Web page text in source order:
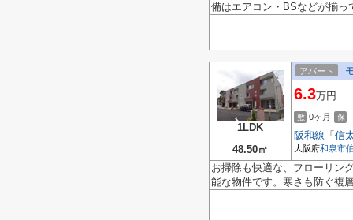
備はエアコン・BSなどが揃
1LDK
48.50㎡
アパート
6.3万円
敷 0ヶ月 保 -
阪和線 「 信
大阪府和泉市
お掃除も快適な、フローリン
能な物件です。寒さも防ぐ複